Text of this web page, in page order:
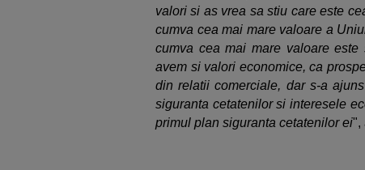
valori si as vrea sa stiu care este
cumva cea mai mare valoare a
cumva cea mai mare valoare
avem si valori economice, ca
din relatii comerciale, dar s-a
siguranta cetatenilor si interesele
primul plan siguranta cetatenilor ei",